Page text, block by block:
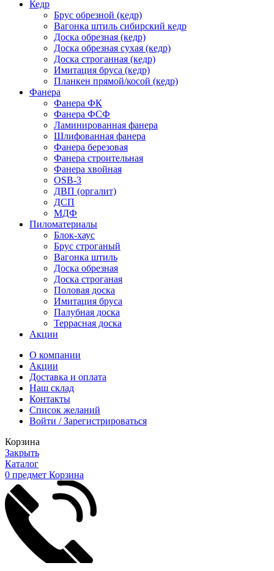
Кедр
Брус обрезной (кедр)
Вагонка штиль сибирский кедр
Доска обрезная (кедр)
Доска обрезная сухая (кедр)
Доска строганная (кедр)
Имитация бруса (кедр)
Планкен прямой/косой (кедр)
Фанера
Фанера ФК
Фанера ФСФ
Ламинированная фанера
Шлифованная фанера
Фанера березовая
Фанера строительная
Фанера хвойная
OSB-3
ДВП (оргалит)
ДСП
МДФ
Пиломатериалы
Блок-хаус
Брус строганый
Вагонка штиль
Доска обрезная
Доска строганая
Половая доска
Имитация бруса
Палубная доска
Террасная доска
Акции
О компании
Акции
Доставка и оплата
Наш склад
Контакты
Список желаний
Войти / Зарегистрироваться
Корзина
Закрыть
Каталог
0 предмет Корзина